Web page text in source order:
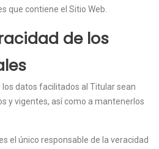
que contiene el Sitio Web.
de los
datos facilitados al Titular sean
y vigentes, así como a mantenerlos
el único responsable de la veracidad